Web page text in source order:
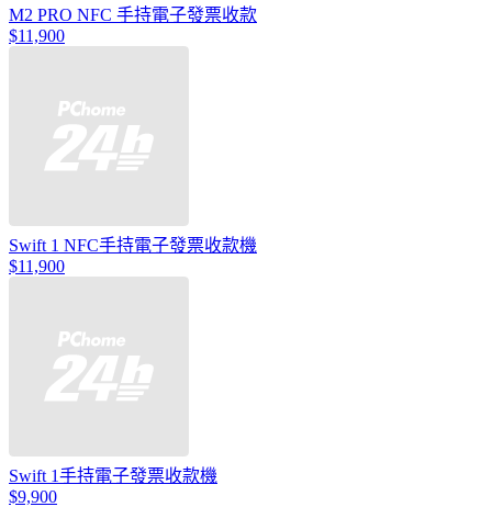
M2 PRO NFC 手持電子發票收款
$11,900
Swift 1 NFC手持電子發票收款機
$11,900
Swift 1手持電子發票收款機
$9,900